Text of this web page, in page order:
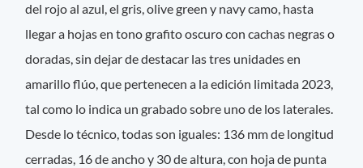
del rojo al azul, el gris, olive green y navy camo, hasta
llegar a hojas en tono grafito oscuro con cachas negras o
doradas, sin dejar de destacar las tres unidades en
amarillo flúo, que pertenecen a la edición limitada 2023,
tal como lo indica un grabado sobre uno de los laterales.
Desde lo técnico, todas son iguales: 136 mm de longitud
cerradas, 16 de ancho y 30 de altura, con hoja de punta